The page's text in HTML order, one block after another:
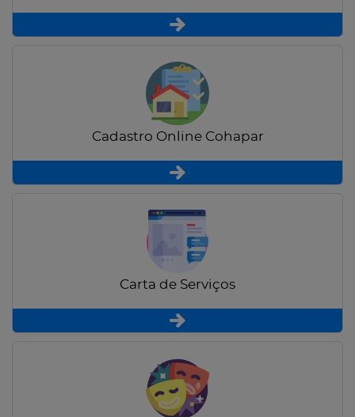
Cadastro Online Cohapar
Carta de Serviços